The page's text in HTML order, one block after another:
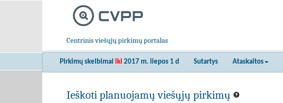
Centrinis viešųjų pirkimų portalas
Pirkimų skelbimai iki 2017 m. liepos 1 d Sutartys Ataskaitos
Ieškoti planuojamų viešųjų pirkimų